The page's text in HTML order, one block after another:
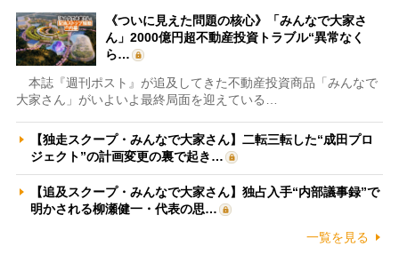
《ついに見えた問題の核心》「みんなで大家さ
ん」2000億円超不動産投資トラブル“異常なく
ら…
本誌『週刊ポスト』が追及してきた不動産投資商品「みんなで
大家さん」がいよいよ最終局面を迎えている…
【独走スクープ・みんなで大家さん】二転三転した“成田プロ
ジェクト”の計画変更の裏で起き…
【追及スクープ・みんなで大家さん】独占入手“内部議事録”で
明かされる柳瀬健一・代表の思…
一覧を見る